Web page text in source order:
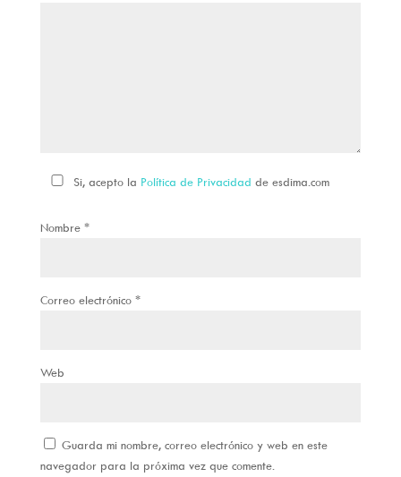
Si, acepto la Política de Privacidad de esdima.com
Nombre *
Correo electrónico *
Web
Guarda mi nombre, correo electrónico y web en este
navegador para la próxima vez que comente.